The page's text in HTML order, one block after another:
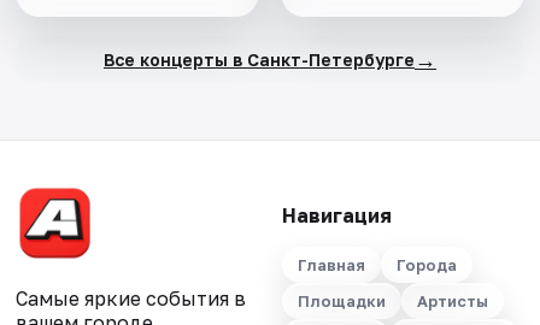
Все концерты в Санкт-Петербурге →
Самые яркие события в
Навигация
Главная
Города
Площадки
Артисты